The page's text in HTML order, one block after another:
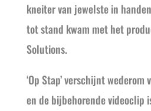
kneiter van jewelste in
tot stand kwam met het
Solutions.
‘Op Stap’ verschijnt
en de bijbehorende videoclip